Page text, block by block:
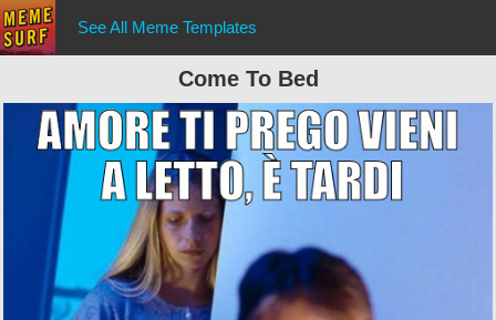
See All Meme Templates
Come To Bed